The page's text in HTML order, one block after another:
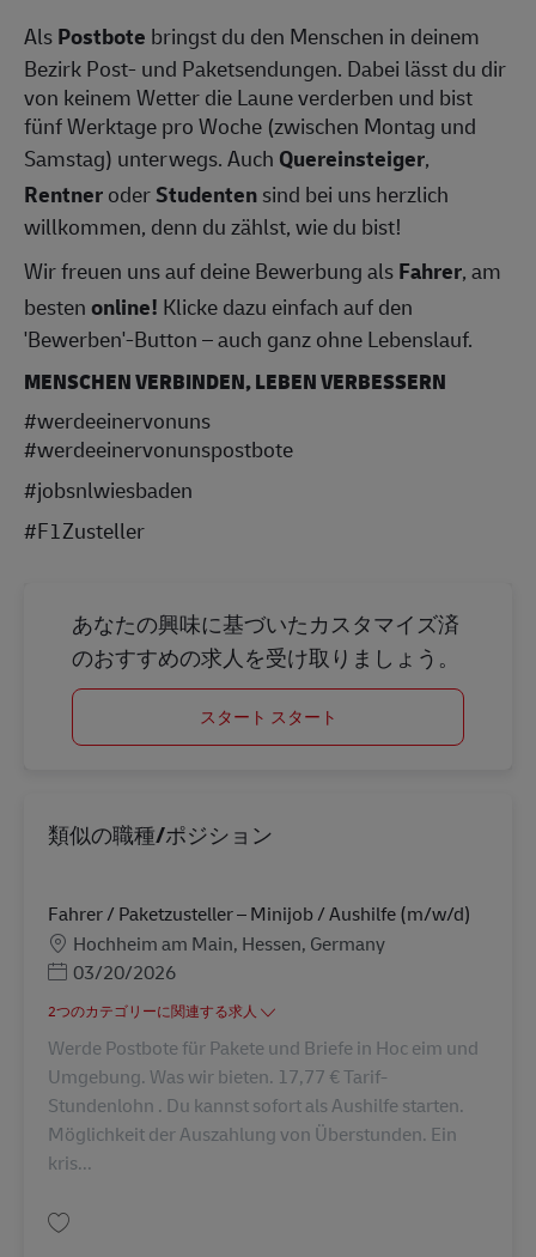
AlsPostbote bringst du den Menschen in deinem
Bezirk Post- und Paketsendungen. Dabei lässt du dir
von keinem Wetter die Laune verderben und bist
fünf Werktage pro Woche (zwischen Montag und
Samstag) unterwegs. Auch Quereinsteiger,
RentneroderStudentensind bei uns herzlich
willkommen, denn du zählst, wie du bist!
Wir freuen uns auf deine Bewerbung alsFahrer, am
bestenonline! Klicke dazu einfach auf den
'Bewerben'-Button – auch ganz ohne Lebenslauf.
MENSCHEN VERBINDEN, LEBEN VERBESSERN
#werdeeinervonuns
#werdeeinervonunspostbote
#jobsnlwiesbaden
#F1Zusteller
あなたの興味に基づいたカスタマイズ済
のおすすめの求人を受け取りましょう。
スタート スタート
類似の職種/ポジション
Fahrer / Paketzusteller – Minijob / Aushilfe (m/w/d)
勤務地
Hochheim am Main, Hessen, Germany
Posted Date
03/20/2026
2つのカテゴリーに関連する求人
Werde Postbote für Pakete und Briefe in Hoc eim und
Umgebung. Was wir bieten. 17,77 € Tarif-
Stundenlohn . Du kannst sofort als Aushilfe starten.
Möglichkeit der Auszahlung von Überstunden. Ein
kris...